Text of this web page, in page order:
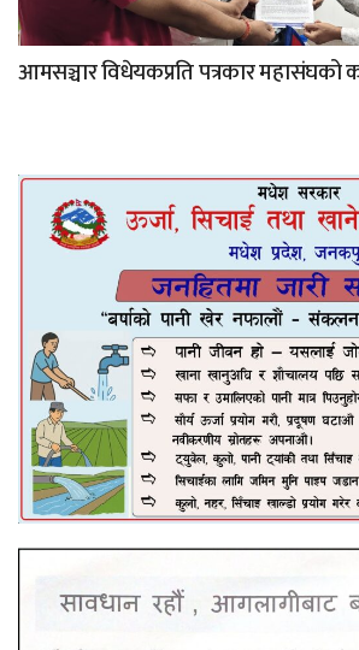
आमसञ्चार विधेयकप्रति पत्रकार महासंघको